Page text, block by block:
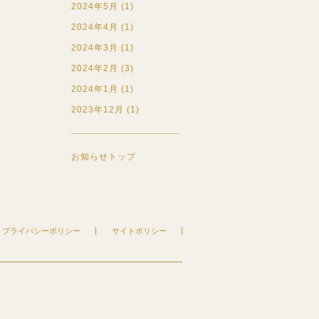
2024年5月 (1)
2024年4月 (1)
2024年3月 (1)
2024年2月 (3)
2024年1月 (1)
2023年12月 (1)
お知らせトップ
プライバシーポリシー サイトポリシー